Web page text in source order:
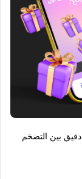
بين التضخم